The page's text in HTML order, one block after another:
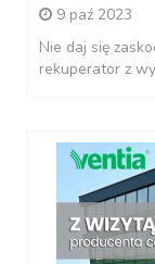
9 paź 2023
Nie daj się
rekuperator z